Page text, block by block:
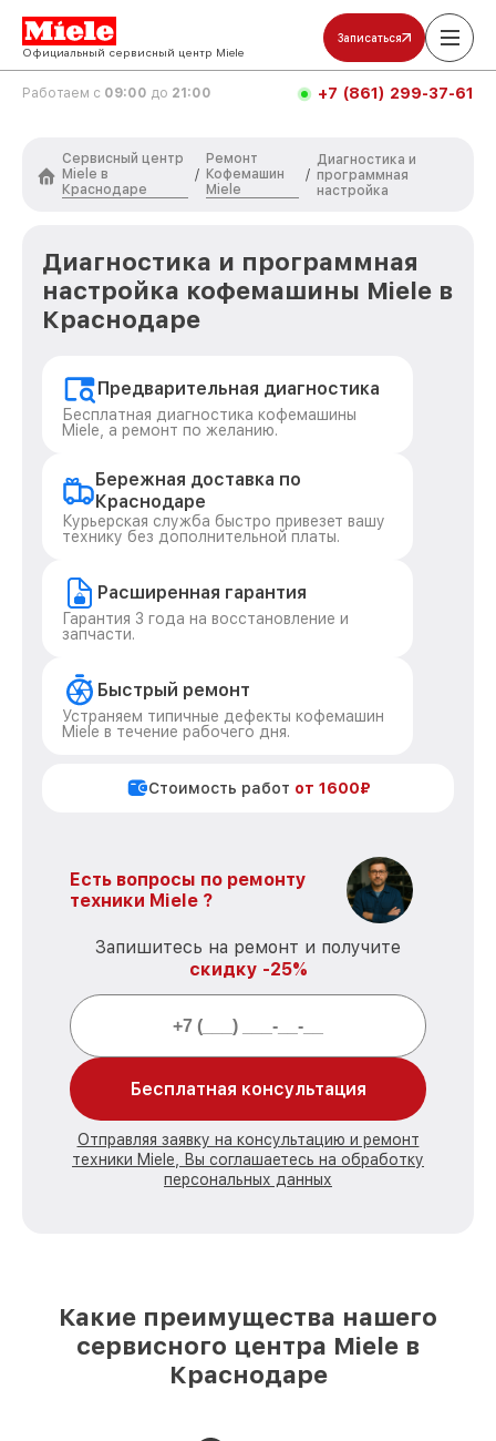
Официальный сервисный центр Miele
Записаться
Работаем с 09:00 до 21:00 +7 (861) 299-37-61
Сервисный центр
Miele в
Краснодаре
/
Ремонт
Кофемашин
Miele
/
Диагностика и
программная
настройка
Диагностика и программная
настройка кофемашины Miele в
Краснодаре
Предварительная диагностика
Бесплатная диагностика кофемашины
Miele, а ремонт по желанию.
Бережная доставка по
Краснодаре
Курьерская служба быстро привезет вашу
технику без дополнительной платы.
Расширенная гарантия
Гарантия 3 года на восстановление и
запчасти.
Быстрый ремонт
Устраняем типичные дефекты кофемашин
Miele в течение рабочего дня.
Стоимость работ от 1600₽
Есть вопросы по ремонту
техники Miele ?
Запишитесь на ремонт и получите
скидку -25%
Бесплатная консультация
Отправляя заявку на консультацию и ремонт
техники Miele, Вы соглашаетесь на обработку
персональных данных
Какие преимущества нашего
сервисного центра Miele в
Краснодаре